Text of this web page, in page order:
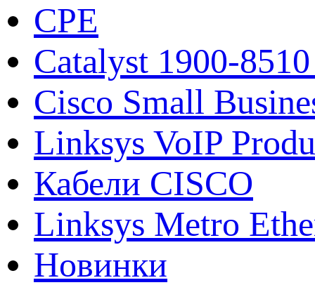
CPE
Catalyst 1900-
Cisco Small
Linksys VoIP
Кабели CISCO
Linksys Metro
Новинки